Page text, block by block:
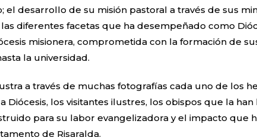
el desarrollo de su misión pastoral a través de sus
las diferentes facetas que ha desempeñado como
misionera, comprometida con la formación de
la universidad.
a través de muchas fotografías cada uno de los
Diócesis, los visitantes ilustres, los obispos que la
para su labor evangelizadora y el impacto que
de Risaralda.